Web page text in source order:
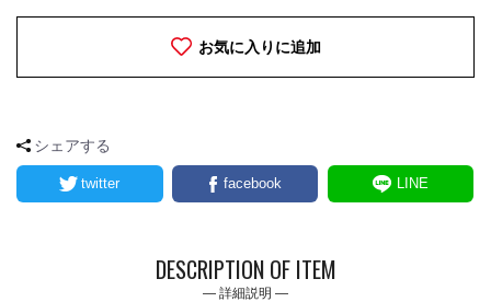
お気に入りに追加
シェアする
twitter facebook LINE
DESCRIPTION OF ITEM
詳細説明